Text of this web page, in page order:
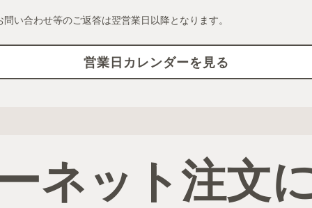
合わせ等のご返答は翌営業日以降となります。
営業日カレンダーを見る
ネット注文